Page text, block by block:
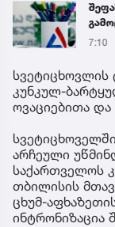
7:10
სვეტიცხოვლის
კუნკულ-
ოვაციებითა
არჩეული
საქართველოს
თბილისის
ცხუმ-
ინტრონიზაცია